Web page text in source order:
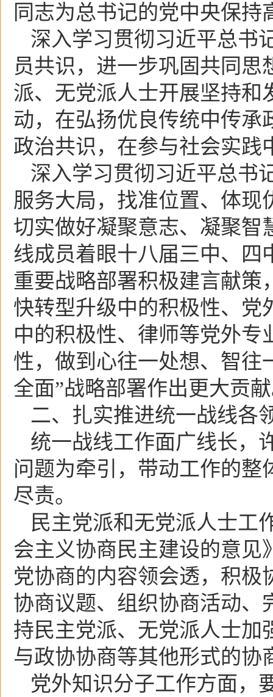
同志为总书记的党中央保持
深入学习贯彻习近平总书
员共识，进一步巩固共同
派、无党派人士开展坚持和
动，在弘扬优良传统中传承
政治共识，在参与社会实践
深入学习贯彻习近平总书
服务大局，找准位置、体现
切实做好凝聚意志、凝聚智
线成员着眼十八届三中、四
重要战略部署积极建言献策
快转型升级中的积极性、党
中的积极性、律师等党外
性，做到心往一处想、智往
全面”战略部署作出更大贡
二、扎实推进统一战线各
统一战线工作面广线长，
问题为牵引，带动工作的
尽责。
民主党派和无党派人士工
会主义协商民主建设的意见
党协商的内容领会透，积极
协商议题、组织协商活动、
持民主党派、无党派人士加
与政协协商等其他形式的协
党外知识分子工作方面，